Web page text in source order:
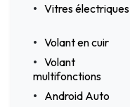
Vitres électriques
Volant en cuir
Volant
multifonctions
Android Auto